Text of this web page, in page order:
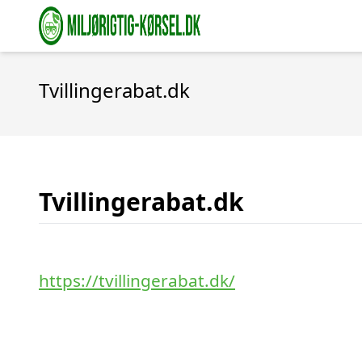
Tvillingerabat.dk
Tvillingerabat.dk
https://tvillingerabat.dk/